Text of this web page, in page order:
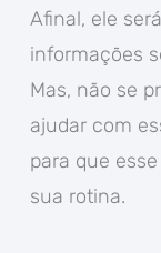
Afinal, ele
informações
Mas, não se
ajudar com
para que
sua rotina.